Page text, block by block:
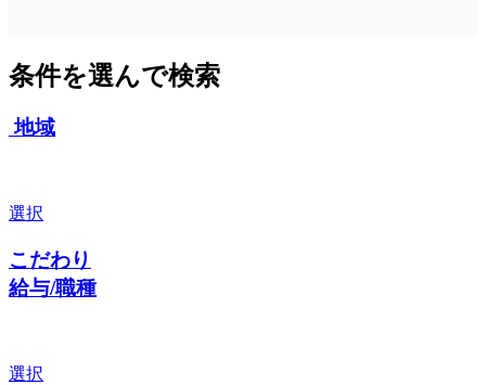
条件を選んで検索
地域
選択
こだわり
給与/職種
選択